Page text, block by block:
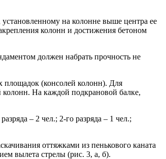
на колонне выше центра ее
колонн и достижения бетоном
должен набрать прочность не
(консолей колонн). Для
колонн. На каждой подкрановой балке,
– 2 чел.; 2-го разряда – 1 чел.;
оттяжками из пенькового каната
вылета стрелы (рис. 3, а, б).